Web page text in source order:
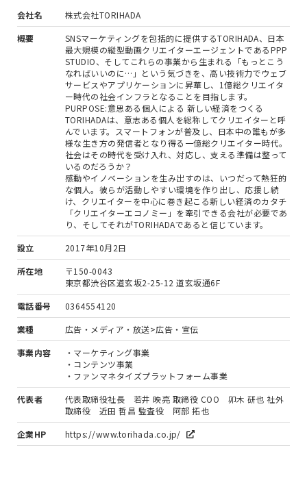
会社名
株式会社TORIHADA
概要
SNSマーケティングを包括的に提供するTORIHADA、日本
最大規模の縦型動画クリエイターエージェントであるPPP
STUDIO、そしてこれらの事業から生まれる「もっとこう
なればいいのに…」という気づきを、高い技術力でウェブ
サービスやアプリケーションに昇華し、1億総クリエイタ
ー時代の社会インフラとなることを目指します。
PURPOSE:意思ある個人による 新しい経済をつくる
TORIHADAは、意志ある個人を総称してクリエイターと呼
んでいます。スマートフォンが普及し、日本中の誰もが多
様な生き方の発信者となり得る一億総クリエイター時代。
社会はその時代を受け入れ、対応し、支える準備は整って
いるのだろうか？
感動やイノベーションを生み出すのは、いつだって熱狂的
な個人。彼らが活動しやすい環境を作り出し、応援し続
け、クリエイターを中心に巻き起こる新しい経済のカタチ
「クリエイターエコノミー」を牽引できる会社が必要であ
り、そしてそれがTORIHADAであると信じています。
設立
2017年10月2日
所在地
〒150-0043
東京都渋谷区道玄坂2-25-12 道玄坂通6F
電話番号
0364554120
業種
広告・メディア・放送>広告・宣伝
事業内容
・マーケティング事業
・コンテンツ事業
・ファンマネタイズプラットフォーム事業
代表者
代表取締役社長 若井 映亮 取締役 COO 卯木 研也 社外
取締役 近田 哲昌 監査役 阿部 拓也
企業HP
https://www.torihada.co.jp/